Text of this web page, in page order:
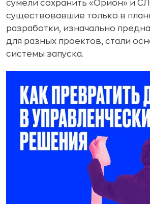
сумели сохранить «Орион» и
существовавшие только в
разработки, изначально
для разных проектов, стали
системы запуска.